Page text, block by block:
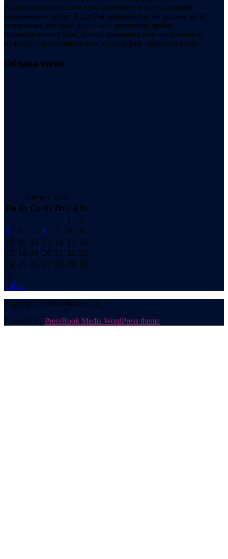
Администрация сайта ответственности за содержание
материала не несет. Если Вы обнаружили на нашем сайте
материалы, которые нарушают авторские права,
принадлежащие Вам, Вашей компании или организации,
пожалуйста, сообщите нам через форму обратной связи.
Облако тегов
Август 2026
Пн Вт Ср Чт Пт Сб Вс
1
2
3
4 5 6 7 8
9
10
11 12 13 14 15
16
17
18 19 20 21 22 23
24 25 26 27 28 29 30
31
« Июл
Copyright © 2026 likeauto.ru.
Powered by PressBook Media WordPress theme